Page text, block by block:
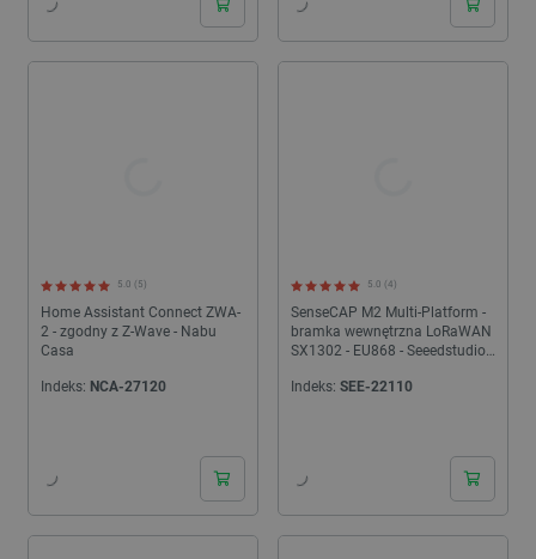
Home Assistant Connect ZWA-
2 - zgodny z Z-Wave - Nabu
Casa
5.0 (5)
Indeks: NCA-27120
SenseCAP M2 Multi-Platform -
bramka wewnętrzna LoRaWAN
SX1302 - EU868 - Seeedstudio
5.0 (4)
Indeks: SEE-22110